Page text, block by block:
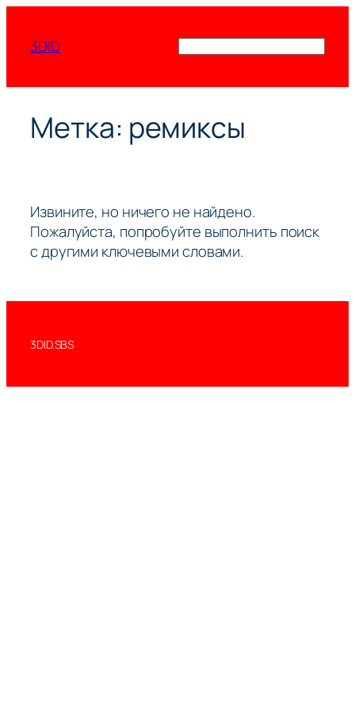
содержимому
3DID
Метка: ремиксы
Извините, но ничего не найдено.
Пожалуйста, попробуйте выполнить поиск
с другими ключевыми словами.
3DID.SBS